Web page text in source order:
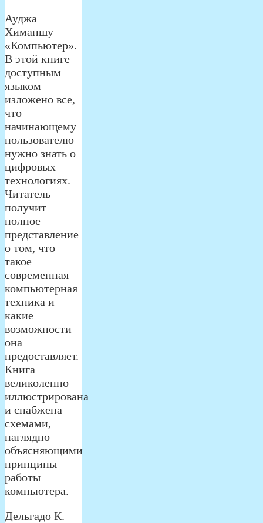
Ауджа
Химаншу
«Компьютер».
В этой книге
доступным
языком
изложено все,
что
начинающему
пользователю
нужно знать о
цифровых
технологиях.
Читатель
получит
полное
представление
о том, что
такое
современная
компьютерная
техника и
какие
возможности
она
предоставляет.
Книга
великолепно
иллюстрирована
и снабжена
схемами,
наглядно
объясняющими
принципы
работы
компьютера.
Дельгадо К.